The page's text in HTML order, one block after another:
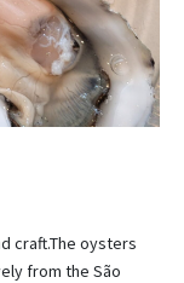
craft.The oysters
from the São